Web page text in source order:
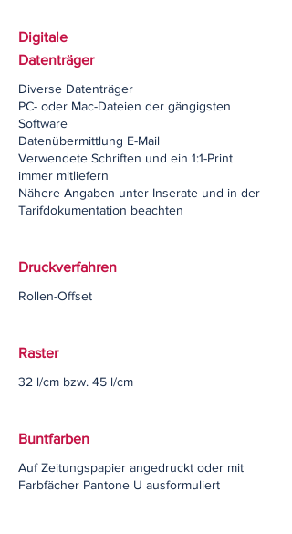
Digitale
Datenträger
Diverse Datenträger
PC- oder Mac-Dateien der gängigsten
Software
Datenübermittlung E-Mail
Verwendete Schriften und ein 1:1-Print
immer mitliefern
Nähere Angaben unter Inserate und in der
Tarifdokumentation beachten
Druckverfahren
Rollen-Offset
Raster
32 l/cm bzw. 45 l/cm
Buntfarben
Auf Zeitungspapier angedruckt oder mit
Farbfächer Pantone U ausformuliert